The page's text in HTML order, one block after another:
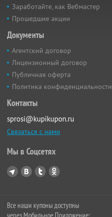
Заработайте, как Вебмастер
Прошедшие акции
Документы
Агентский договор
Лицензионный договор
Публичная оферта
Политика конфиденциальности
Контакты
sprosi@kupikupon.ru
Связаться с нами
Мы в Соцсетях
Все наши купоны доступны